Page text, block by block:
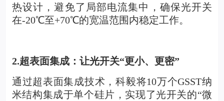
热设计，避免了局部电流集中，确保光开关
在-20℃至+70℃的宽温范围内稳定工作。
2.超表面集成：让光开关“更小、更密”
通过超表面集成技术，科毅将10万个GSST纳
米结构集成于单个硅片，实现了光开关的“微